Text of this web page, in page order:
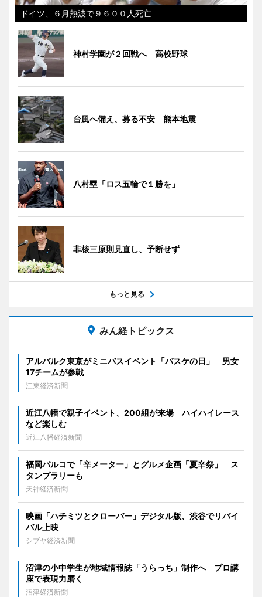
ドイツ、６月熱波で９６００人死亡
神村学園が２回戦へ 高校野球
台風へ備え、募る不安 熊本地震
八村塁「ロス五輪で１勝を」
非核三原則見直し、予断せず
もっと見る
みん経トピックス
アルバルク東京がミニバスイベント「バスケの日」 男女
17チームが参戦
江東経済新聞
近江八幡で親子イベント、200組が来場 ハイハイレース
など楽しむ
近江八幡経済新聞
福岡パルコで「辛メーター」とグルメ企画「夏辛祭」 ス
タンプラリーも
天神経済新聞
映画「ハチミツとクローバー」デジタル版、渋谷でリバイ
バル上映
シブヤ経済新聞
沼津の小中学生が地域情報誌「うらっち」制作へ プロ講
座で表現力磨く
沼津経済新聞